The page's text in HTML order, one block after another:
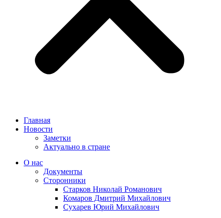
Главная
Новости
Заметки
Актуально в стране
О нас
Документы
Сторонники
Старков Николай Романович
Комаров Дмитрий Михайлович
Сухарев Юрий Михайлович